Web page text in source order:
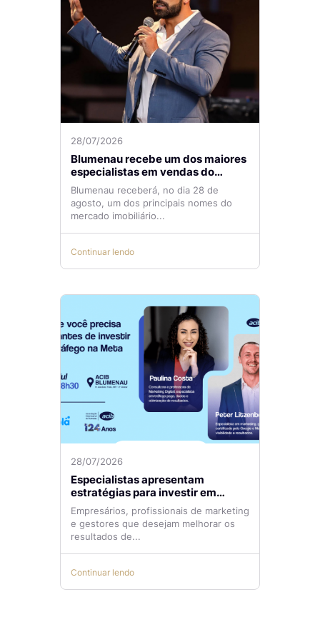
28/07/2026
Blumenau recebe um dos maiores
especialistas em vendas do
mercado imobiliário
Blumenau receberá, no dia 28 de
agosto, um dos principais nomes do
mercado imobiliário...
Continuar lendo
28/07/2026
Especialistas apresentam
estratégias para investir em
tráfego pago com mais eficiência
Empresários, profissionais de marketing
e gestores que desejam melhorar os
resultados de...
Continuar lendo